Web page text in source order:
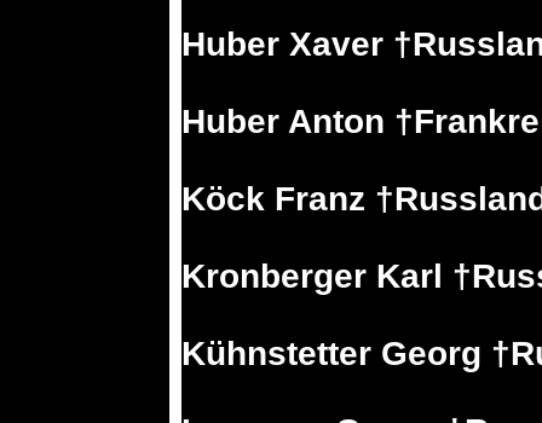
Huber Xaver
Huber Anton
Köck Franz
Kronberger Karl
Kühnstetter Georg